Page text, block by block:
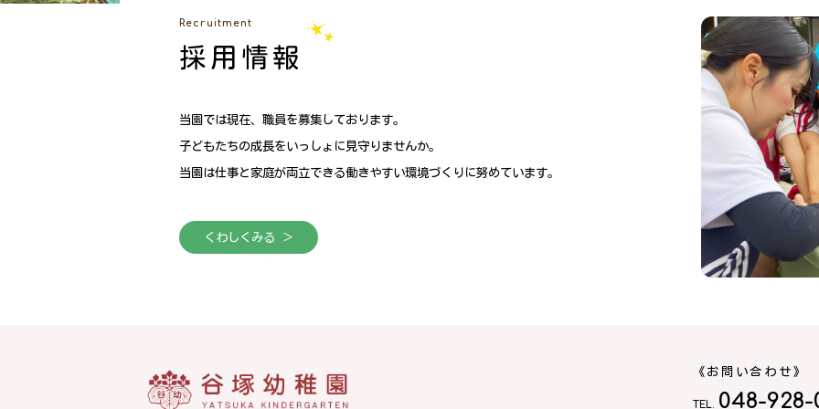
Recruitment
採用情報
当園では現在、職員を募集しております。
子どもたちの成長をいっしょに見守りませんか。
当園は仕事と家庭が両立できる働きやすい環境づくりに努めています。
くわしくみる ＞
《お問い合わせ》
TEL. 048-928-